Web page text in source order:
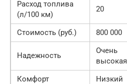
Расход топлива
(л/100 км)
20
Стоимость (руб.) 800 000
Надежность
Очень
высокая
Комфорт Низкий